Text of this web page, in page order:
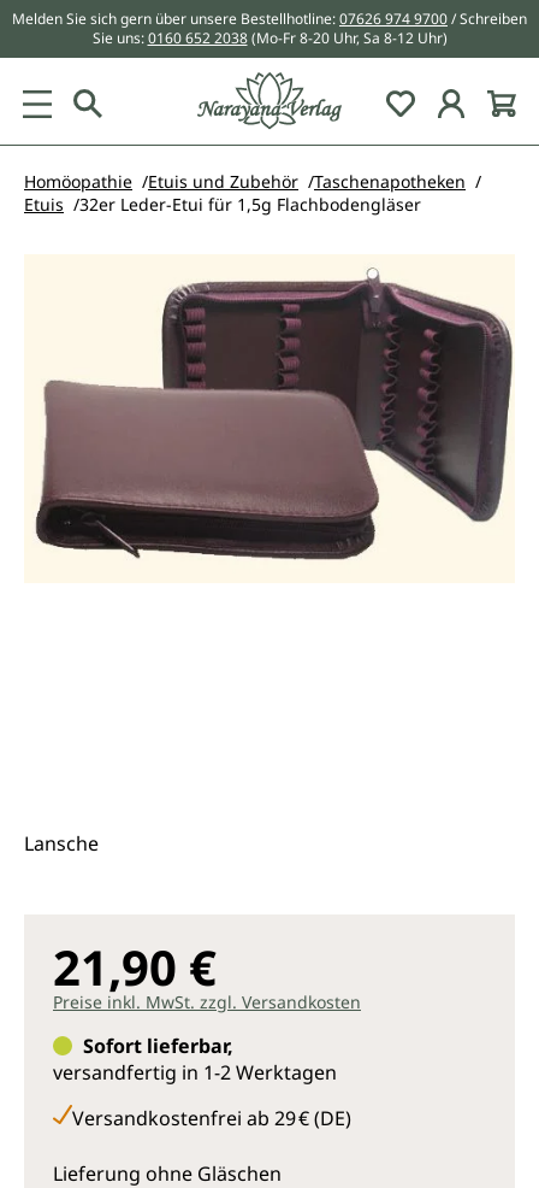
springen
Melden Sie sich gern über unsere Bestellhotline:07626 974 9700/ Schreiben
Sie uns:0160 652 2038 (Mo-Fr 8-20 Uhr, Sa 8-12 Uhr)
Du hast 0
Homöopathie Etuis und Zubehör
Taschenapotheken
Etuis
32er Leder-Etui für 1,5g Flachbodengläser
Lansche
21,90 €
Preise inkl. MwSt. zzgl. Versandkosten
Sofort lieferbar,
versandfertig in 1-2 Werktagen
Versandkostenfrei ab 29 € (DE)
Lieferung ohne Gläschen